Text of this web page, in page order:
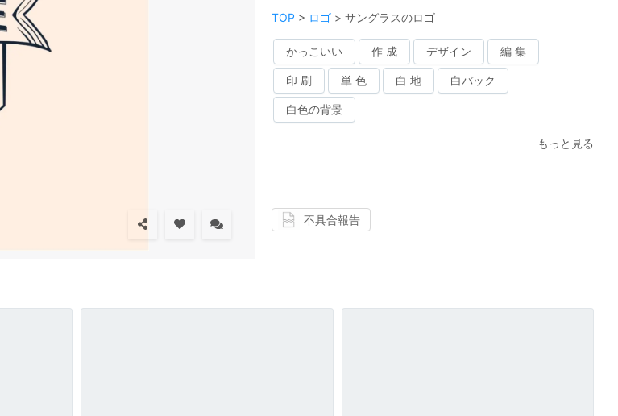
TOP > ロゴ > サングラスのロゴ
かっこいい 作 成 デザイン 編 集
印 刷 単 色 白 地 白バック
白色の背景
もっと見る
不具合報告